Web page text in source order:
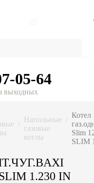
05-64
выходных
Напольные
газовые
котлы
Котел
Slim
SLIM
1.230 IN